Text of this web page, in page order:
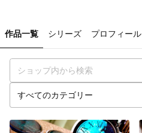
作品一覧 シリーズ プロフィール